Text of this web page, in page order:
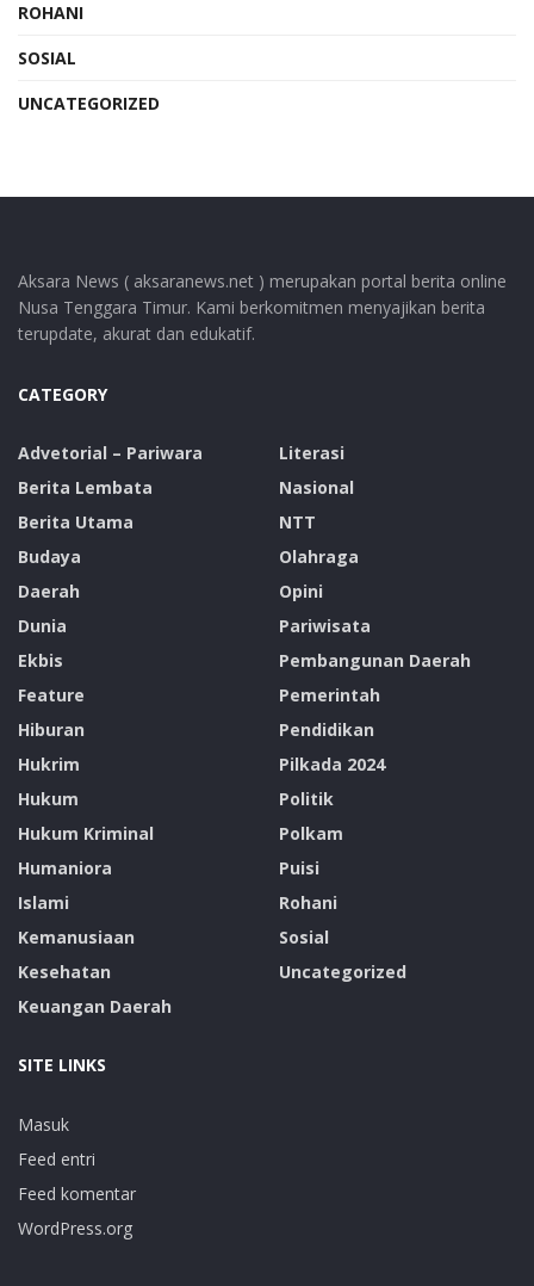
ROHANI
SOSIAL
UNCATEGORIZED
Aksara News ( aksaranews.net ) merupakan portal berita online
Nusa Tenggara Timur. Kami berkomitmen menyajikan berita
terupdate, akurat dan edukatif.
CATEGORY
Advetorial – Pariwara
Berita Lembata
Berita Utama
Budaya
Daerah
Dunia
Ekbis
Feature
Hiburan
Hukrim
Hukum
Hukum Kriminal
Humaniora
Islami
Kemanusiaan
Kesehatan
Keuangan Daerah
Literasi
Nasional
NTT
Olahraga
Opini
Pariwisata
Pembangunan Daerah
Pemerintah
Pendidikan
Pilkada 2024
Politik
Polkam
Puisi
Rohani
Sosial
Uncategorized
SITE LINKS
Masuk
Feed entri
Feed komentar
WordPress.org